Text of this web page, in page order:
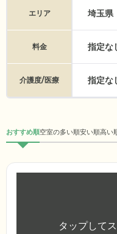
エリア 埼玉県
料金 指定な
介護度/医療 指定な
おすすめ順空室の多い順安い順高い